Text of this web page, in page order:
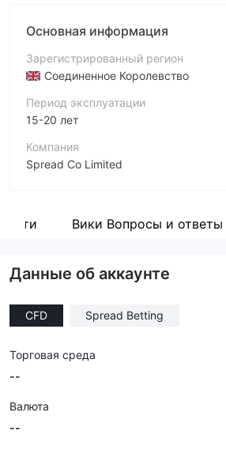
Основная информация
Зарегистрированный регион
Соединенное Королевство
Период эксплуатации
15-20 лет
Компания
Spread Co Limited
Сотрудник компании
Вики Вопросы и ответы
Данные об аккаунте
CFD Spread Betting
Торговая среда
--
Валюта
--